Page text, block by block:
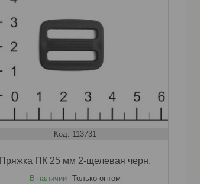
113731
Пряжка ПК 25 мм 2-щелевая черн.
В наличии Только оптом